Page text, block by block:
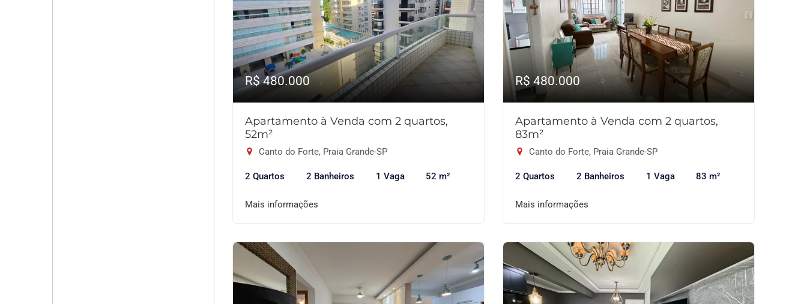
R$ 480.000
Apartamento à Venda com 2 quartos,
52m²
Canto do Forte, Praia Grande-SP
2 Quartos 2 Banheiros 1 Vaga 52 m²
Mais informações
R$ 480.000
Apartamento à Venda com 2 quartos,
83m²
Canto do Forte, Praia Grande-SP
2 Quartos 2 Banheiros 1 Vaga 83 m²
Mais informações